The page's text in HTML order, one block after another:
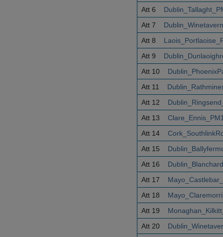
Att 6
Att 7
Att 8
Att 9
Att 10
Att 11
Att 12
Att 13
Att 14
Att 15
Att 16
Att 17
Att 18
Att 19
Att 20